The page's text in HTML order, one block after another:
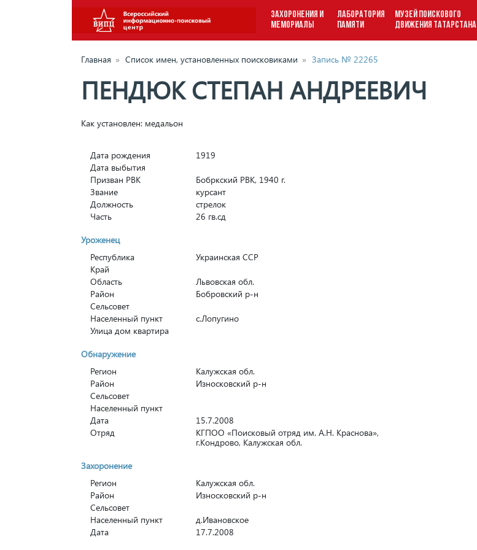
ЗАХОРОНЕНИЯ И
МЕМОРИАЛЫ
ЛАБОРАТОРИЯ
ПАМЯТИ
МУЗЕЙ ПОИСКОВОГО
ДВИЖЕНИЯ ТАТАРСТАНА
Главная » Список имен, установленных поисковиками » Запись № 22265
ПЕНДЮК СТЕПАН АНДРЕЕВИЧ
Как установлен: медальон
Дата рождения
1919
Дата выбытия
Призван РВК
Бобркский РВК, 1940 г.
Звание
курсант
Должность
стрелок
Часть
26 гв.сд
Уроженец
Республика
Украинская ССР
Край
Область
Львовская обл.
Район
Бобровский р-н
Сельсовет
Населенный пункт
с.Лопугино
Улица дом квартира
Обнаружение
Регион
Калужская обл.
Район
Износковский р-н
Сельсовет
Населенный пункт
Дата
15.7.2008
Отряд
КГПОО «Поисковый отряд им. А.Н. Краснова»,
г.Кондрово, Калужская обл.
Захоронение
Регион
Калужская обл.
Район
Износковский р-н
Сельсовет
Населенный пункт
д.Ивановское
Дата
17.7.2008